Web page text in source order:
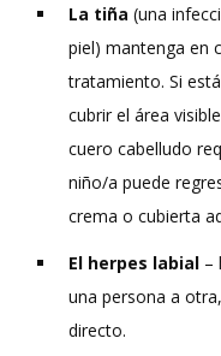
La tiña (una
piel) mantenga en
tratamiento. Si
cubrir el área
cuero cabelludo
niño/a puede
crema o cubierta
El herpes labial–
una persona a
directo.